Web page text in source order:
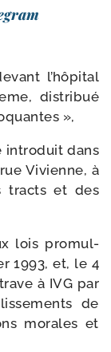
l’hôpital
dis­tri­bué
»,
intro­duit dans
Vivienne, à
tracts et des
lois pro­mul­
1993, et, le 4
à IVG par
de
morales et